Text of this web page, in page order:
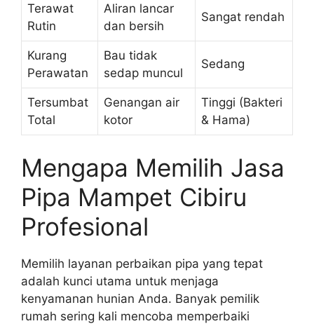
Terawat
Rutin
Aliran lancar
dan bersih
Sangat rendah
Kurang
Perawatan
Bau tidak
sedap muncul
Sedang
Tersumbat
Total
Genangan air
kotor
Tinggi (Bakteri
& Hama)
Mengapa Memilih Jasa
Pipa Mampet Cibiru
Profesional
Memilih layanan perbaikan pipa yang tepat
adalah kunci utama untuk menjaga
kenyamanan hunian Anda. Banyak pemilik
rumah sering kali mencoba memperbaiki